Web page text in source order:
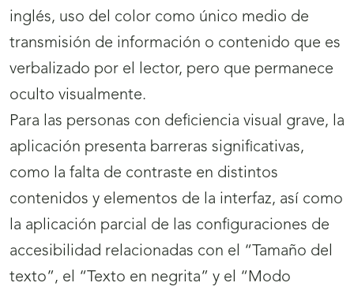
inglés, uso del color como único medio de
transmisión de información o contenido que es
verbalizado por el lector, pero que permanece
oculto visualmente.
Para las personas con deficiencia visual grave, la
aplicación presenta barreras significativas,
como la falta de contraste en distintos
contenidos y elementos de la interfaz, así como
la aplicación parcial de las configuraciones de
accesibilidad relacionadas con el “Tamaño del
texto”, el “Texto en negrita” y el “Modo